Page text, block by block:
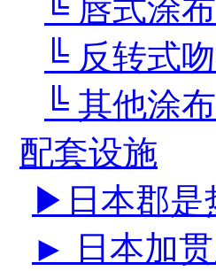
╚ 唇式涂
╚ 反转式
╚ 其他涂
配套设施
▶日本郡是
► 日本加